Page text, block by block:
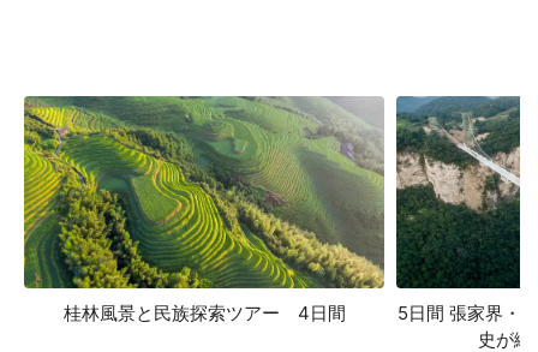
桂林風景と民族探索ツアー 4日間
5日間 張家界・
史が